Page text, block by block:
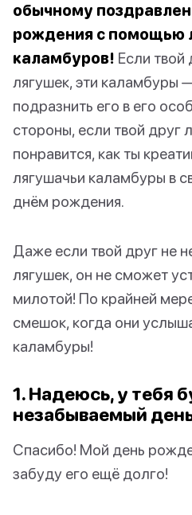
обычному
рождения с помощью
каламбуров! Если твой
лягушек, эти каламбуры
подразнить его в его
стороны, если твой друг
понравится, как ты
лягушачьи каламбуры в
днём рождения.
Даже если твой друг не
лягушек, он не сможет
милотой! По крайней
смешок, когда они
каламбуры!
1. Надеюсь, у тебя
незабываемый
Спасибо! Мой день
забуду его ещё долго!